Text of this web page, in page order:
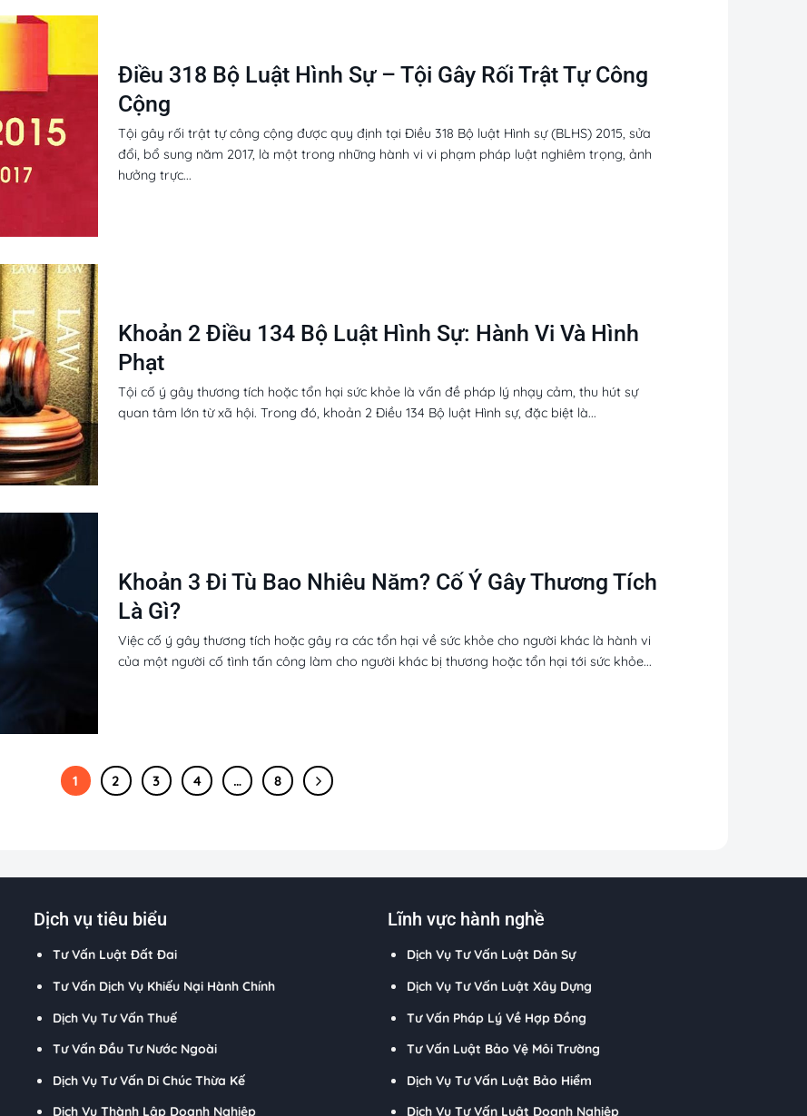
Điều 318 Bộ Luật Hình Sự – Tội Gây Rối Trật Tự Công
Cộng
Tội gây rối trật tự công cộng được quy định tại Điều 318 Bộ luật Hình sự (BLHS) 2015, sửa
đổi, bổ sung năm 2017, là một trong những hành vi vi phạm pháp luật nghiêm trọng, ảnh
hưởng trực...
Khoản 2 Điều 134 Bộ Luật Hình Sự: Hành Vi Và Hình
Phạt
Tội cố ý gây thương tích hoặc tổn hại sức khỏe là vấn đề pháp lý nhạy cảm, thu hút sự
quan tâm lớn từ xã hội. Trong đó, khoản 2 Điều 134 Bộ luật Hình sự, đặc biệt là...
Khoản 3 Đi Tù Bao Nhiêu Năm? Cố Ý Gây Thương Tích
Là Gì?
Việc cố ý gây thương tích hoặc gây ra các tổn hại về sức khỏe cho người khác là hành vi
của một người cố tình tấn công làm cho người khác bị thương hoặc tổn hại tới sức khỏe...
1 2 3 4 … 8
Dịch vụ tiêu biểu
Tư Vấn Luật Đất Đai
Tư Vấn Dịch Vụ Khiếu Nại Hành Chính
Dịch Vụ Tư Vấn Thuế
Tư Vấn Đầu Tư Nước Ngoài
Dịch Vụ Tư Vấn Di Chúc Thừa Kế
Dịch Vụ Thành Lập Doanh Nghiệp
Lĩnh vực hành nghề
Dịch Vụ Tư Vấn Luật Dân Sự
Dịch Vụ Tư Vấn Luật Xây Dựng
Tư Vấn Pháp Lý Về Hợp Đồng
Tư Vấn Luật Bảo Vệ Môi Trường
Dịch Vụ Tư Vấn Luật Bảo Hiểm
Dịch Vụ Tư Vấn Luật Doanh Nghiệp